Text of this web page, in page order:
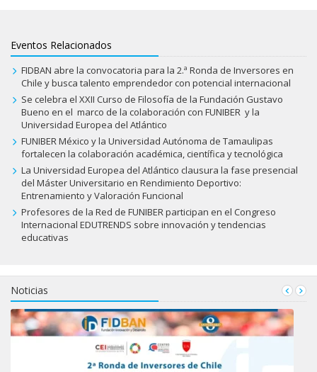
Eventos Relacionados
FIDBAN abre la convocatoria para la 2.ª Ronda de Inversores en
Chile y busca talento emprendedor con potencial internacional
Se celebra el XXII Curso de Filosofía de la Fundación Gustavo
Bueno en el marco de la colaboración con FUNIBER y la
Universidad Europea del Atlántico
FUNIBER México y la Universidad Autónoma de Tamaulipas
fortalecen la colaboración académica, científica y tecnológica
La Universidad Europea del Atlántico clausura la fase presencial
del Máster Universitario en Rendimiento Deportivo:
Entrenamiento y Valoración Funcional
Profesores de la Red de FUNIBER participan en el Congreso
Internacional EDUTRENDS sobre innovación y tendencias
educativas
Noticias